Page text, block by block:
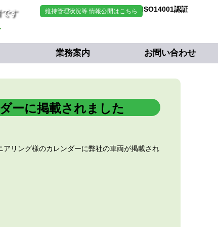
です 維持管理状況等 情報公開はこちら
業務案内 お問い合わせ
ーに掲載されました
リング様のカレンダーに弊社の車両が掲載され